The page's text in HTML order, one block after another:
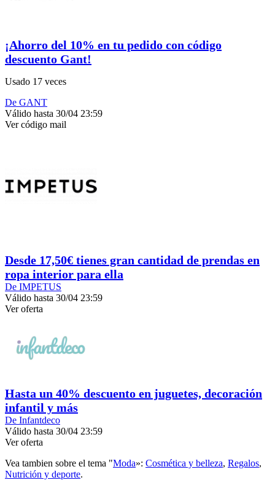
¡Ahorro del 10% en tu pedido con código
descuento Gant!
Usado 17 veces
De GANT
Válido hasta 30/04 23:59
Ver código mail
Desde 17,50€ tienes gran cantidad de prendas en
ropa interior para ella
De IMPETUS
Válido hasta 30/04 23:59
Ver oferta
Hasta un 40% descuento en juguetes, decoración
infantil y más
De Infantdeco
Válido hasta 30/04 23:59
Ver oferta
Vea tambien sobre el tema "Moda»: Cosmética y belleza, Regalos,
Nutrición y deporte.